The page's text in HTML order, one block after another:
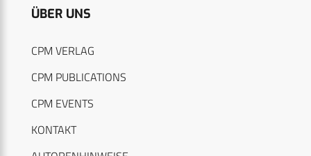
ÜBER UNS
CPM VERLAG
CPM PUBLICATIONS
CPM EVENTS
KONTAKT